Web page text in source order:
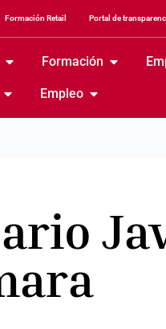
Formación Retail Portal de
Formación
Empleo